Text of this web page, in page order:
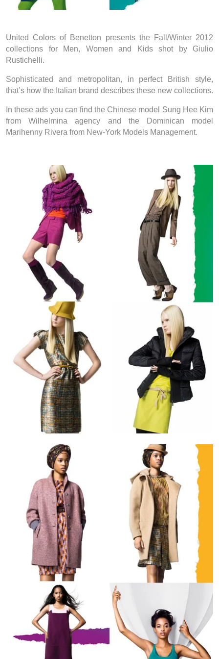
United Colors of Benetton presents the Fall/Winter 2012
collections for Men, Women and Kids shot by Giulio
Rustichelli.
Sophisticated and metropolitan, in perfect British style,
that’s how the Italian brand describes these new collections.
In these ads you can find the Chinese model Sung Hee Kim
from Wilhelmina agency and the Dominican model
Marihenny Rivera from New-York Models Management.